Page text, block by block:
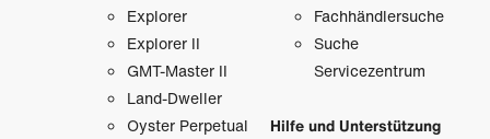
Explorer
Explorer II
GMT-Master II
Land-Dweller
Oyster Perpetual
Fachhändlersuche
Suche
Servicezentrum
Hilfe und Unterstützung